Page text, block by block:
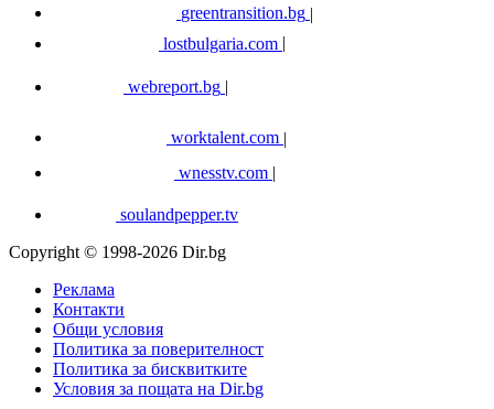
greentransition.bg |
lostbulgaria.com
webreport.bg |
worktalent.com |
wnesstv.com |
soulandpepper.tv
Copyright © 1998-2026 Dir.bg
Реклама
Контакти
Общи условия
Политика за поверителност
Политика за бисквитките
Условия за пощата на Dir.bg